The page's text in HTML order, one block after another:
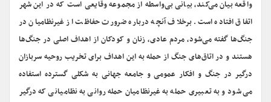
واقعه بیان می‌کند، بیانی بی‌واسطه از مجموعه وقایعی است که در این شهر
اتفاق افتاده است. برخلاف آنچه درباره ضرورت حفاظت از غیرنظامیان در
جنگ‌ها گفته می‌شود، مردم عادی، زنان و کودکان از اهداف اصلی در جنگ‌ها
هستند و در اتاق‌های جنگ از حمله به این اهداف برای تخریب روحیه سربازان
درگیر در جنگ و افکار عمومی و جامعه جهانی به شکلی گسترده استفاده
می‌شود و به تعبیری حمله به غیرنظامیان حمله روانی به نظامیانی که درگیر